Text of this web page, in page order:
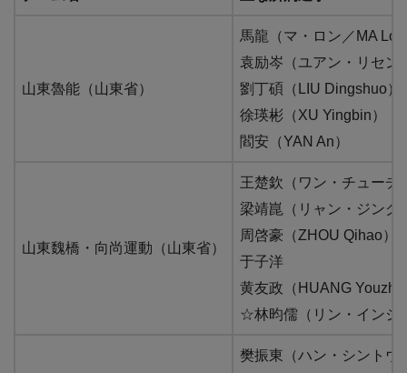
山東魯能（山東省）
馬龍（マ・ロン／MA
袁励岑（ユアン・リセン
劉丁碩（LIU Dingshuo）
徐瑛彬（XU Yingbin）
閻安（YAN An）
山東魏橋・向尚運動（山東省）
王楚欽（ワン・チューチ
梁靖崑（リャン・ジンク
周啓豪（ZHOU Qihao）
于子洋
黄友政（HUANG
☆林昀儒（リン・インジ
樊振東（ハン・シントウ